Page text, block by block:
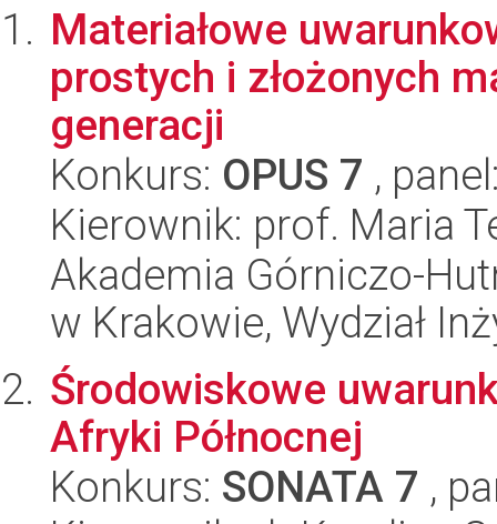
Materiałowe
prostych i złożonych
generacji
Konkurs: OPUS 7 ,
Kierownik: prof. Maria
Akademia Górniczo-
w Krakowie, Wydział
Środowiskowe
Afryki Północnej
Konkurs: SONATA 7 ,